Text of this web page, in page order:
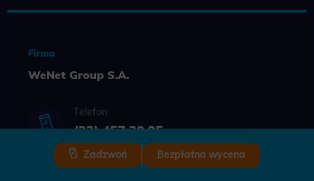
Firma
WeNet Group S.A.
Telefon
(22) 457 30 95
Adres korespondencyjny
Zadzwoń Bezpłatna wycena